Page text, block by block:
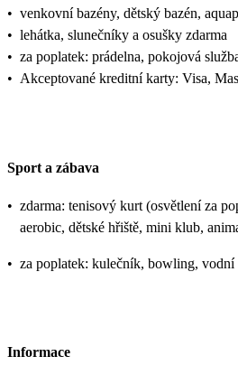
• venkovní bazény, dětský bazén,
• lehátka, slunečníky a osušky zdarma
• za poplatek: prádelna, pokojová
• Akceptované kreditní karty: Visa,
Sport a zábava
• zdarma: tenisový kurt (osvětlení za
aerobic, dětské hřiště, mini klub,
• za poplatek: kulečník, bowling, vodní
Informace